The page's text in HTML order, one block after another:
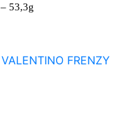
53,3g
FRENZY